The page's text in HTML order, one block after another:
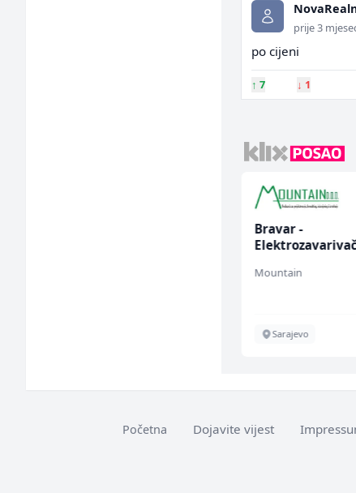
prije 3
po cijeni
↑ 7 ↓ 1
Bravar -
Mountain
Sarajevo
Početna Dojavite vijest